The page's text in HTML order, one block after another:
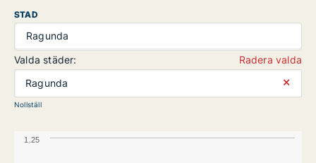
STAD
Ragunda
Valda städer:
Radera valda
Ragunda
⨯
Nollställ
1.25